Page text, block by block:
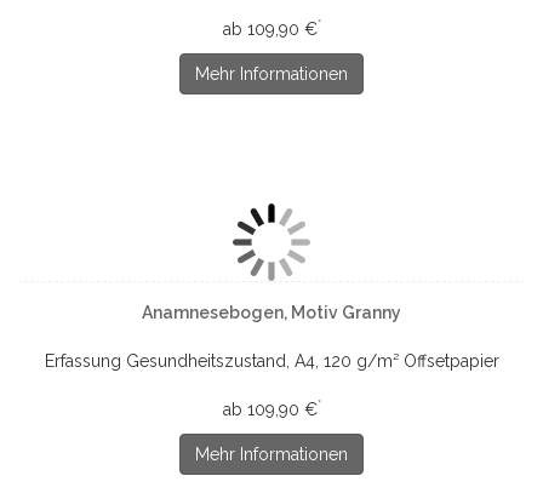
ab 109,90 €*
Mehr Informationen
Anamnesebogen, Motiv Granny
Erfassung Gesundheitszustand, A4, 120 g/m² Offsetpapier
ab 109,90 €*
Mehr Informationen